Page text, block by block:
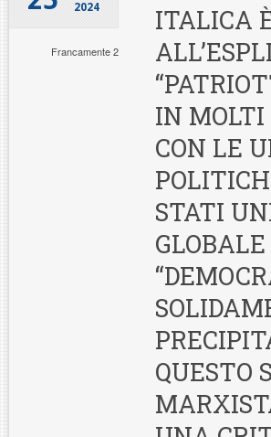
2024
Francamente 2
ITALICA
IN MOLTI
CON LE
STATI
QUESTO